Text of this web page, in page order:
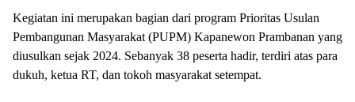
Kegiatan ini merupakan bagian dari program Prioritas Usulan
Pembangunan Masyarakat (PUPM) Kapanewon Prambanan yang
diusulkan sejak 2024. Sebanyak 38 peserta hadir, terdiri atas para
dukuh, ketua RT, dan tokoh masyarakat setempat.